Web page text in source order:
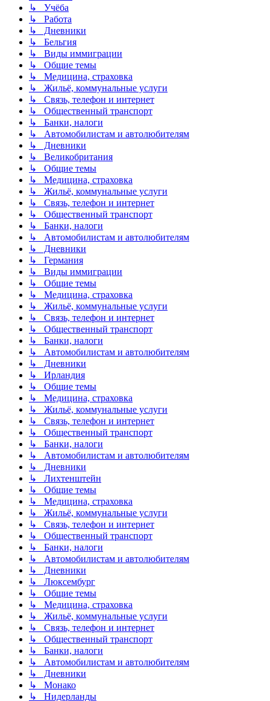
↳ Учёба
↳ Работа
↳ Дневники
↳ Бельгия
↳ Виды иммиграции
↳ Общие темы
↳ Медицина, страховка
↳ Жильё, коммунальные услуги
↳ Связь, телефон и интернет
↳ Общественный транспорт
↳ Банки, налоги
↳ Автомобилистам и автолюбителям
↳ Дневники
↳ Великобритания
↳ Общие темы
↳ Медицина, страховка
↳ Жильё, коммунальные услуги
↳ Связь, телефон и интернет
↳ Общественный транспорт
↳ Банки, налоги
↳ Автомобилистам и автолюбителям
↳ Дневники
↳ Германия
↳ Виды иммиграции
↳ Общие темы
↳ Медицина, страховка
↳ Жильё, коммунальные услуги
↳ Связь, телефон и интернет
↳ Общественный транспорт
↳ Банки, налоги
↳ Автомобилистам и автолюбителям
↳ Дневники
↳ Ирландия
↳ Общие темы
↳ Медицина, страховка
↳ Жильё, коммунальные услуги
↳ Связь, телефон и интернет
↳ Общественный транспорт
↳ Банки, налоги
↳ Автомобилистам и автолюбителям
↳ Дневники
↳ Лихтенштейн
↳ Общие темы
↳ Медицина, страховка
↳ Жильё, коммунальные услуги
↳ Связь, телефон и интернет
↳ Общественный транспорт
↳ Банки, налоги
↳ Автомобилистам и автолюбителям
↳ Дневники
↳ Люксембург
↳ Общие темы
↳ Медицина, страховка
↳ Жильё, коммунальные услуги
↳ Связь, телефон и интернет
↳ Общественный транспорт
↳ Банки, налоги
↳ Автомобилистам и автолюбителям
↳ Дневники
↳ Монако
↳ Нидерланды